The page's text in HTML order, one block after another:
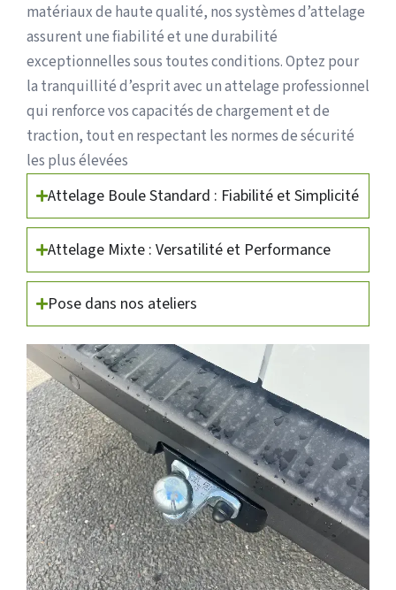
matériaux de haute qualité, nos systèmes d’attelage
assurent une fiabilité et une durabilité
exceptionnelles sous toutes conditions. Optez pour
la tranquillité d’esprit avec un attelage professionnel
qui renforce vos capacités de chargement et de
traction, tout en respectant les normes de sécurité
les plus élevées
Attelage Boule Standard : Fiabilité et Simplicité
Attelage Mixte : Versatilité et Performance
Pose dans nos ateliers